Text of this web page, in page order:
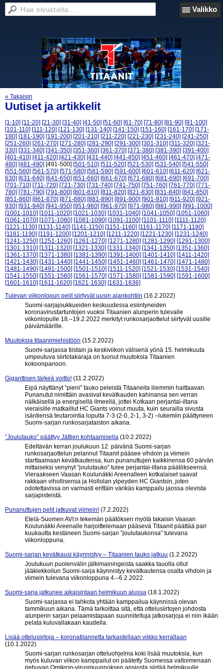
Valikko
« Takaisin
Uutiset ja artikkelit
[1-10] [11-20] [21-30] [31-40] [41-50] [51-60] [61-70] [71-80] [81-90] [91-100]
[101-110] [111-120] [121-130] [131-140] [141-150] [151-160] [161-170] [171-
180] [181-190] [191-200] [201-210] [211-220] [221-230] [231-240] [241-250]
[251-260] [261-270] [271-280] [281-290] [291-300] [301-310] [311-320] [321-
330] [331-340] [341-350] [351-360] [361-370] [371-380] [381-390] [391-400]
[401-410] [411-420] [421-430] [431-440] [441-450] [451-460] [461-470] [471-
480] [481-490] [491-500] [501-510] [511-520] [521-530] [531-540] [541-550]
[551-560] [561-570] [571-580] [581-590] [591-600] [601-610] [611-620] [621-
630] [631-640] [641-650] [651-660] [661-670] [671-680] [681-690] [691-700]
[701-710] [711-720] [721-730] [731-740] [741-750] [751-760] [761-770] [771-
780] [781-790] [791-800] [801-810] [811-820] [821-830] [831-840] [841-850]
[851-860] [861-870] [871-880] [881-890] [891-900] [901-910] [911-920] [921-
930] [931-940] [941-950] [951-960] [961-970] [971-980] [981-990] [991-1000]
[1001-1010] [1011-1020] [1021-1030] [1031-1040] [1041-1050] [1051-1060]
[1061-1070] [1071-1080] [1081-1090] [1091-1100] [1101-1110] [1111-1120]
[1121-1130] [1131-1140] [1141-1150] [1151-1160] [1161-1170] [1171-1180]
[1181-1190] [1191-1200] [1201-1210] [1211-1220] [1221-1230] [1231-1240]
[1241-1250] [1251-1260] [1261-1270] [1271-1280] [1281-1290] [1291-1300]
[1301-1310] [1311-1320] [1321-1330] [1331-1340] [1341-1350] [1351-1360]
[1361-1370] [1371-1380] [1381-1390] [1391-1400] [1401-1410] [1411-1420]
[1421-1430] [1431-1440] [1441-1450] [1451-1460] [1461-1470] [1471-1480]
[1481-1490] [1491-1500] [1501-1510] [1511-1520] [1521-1530] [1531-1540]
[1541-1550] [1551-1560] [1561-1570] [1571-1580] [1581-1590] [1591-1600]
[1601-1610] [1611-1620] [1621-1630] [1631-1636]
Tulevan viikonlopun pelit siirtyvät uusin ajankohtiin (16.2.2022)
Suomi-sarjajoukkueiden keskuudessa esiintyneiden
koronavirustartuntojen vuoksi Titaanien alunperin tulevalle
viikonlopulle 18.–19.2.2022 merkityt runkosarjaottelut siirtyvät uusille
päivämäärille.
Muutoksia titaanimiehistöön (15.2.2022)
Suomi-sarjassa tiistain ja keskiviikon välisenä yönä 15. helmikuuta
umpeutuva siirtotakaraja on tuonut muutoksia Titaanien
kokoonpanoon.
Giganttisen tärkeä voitto! (11.2.2022)
Eipä näyttänyt ”pieni” tauko peleistä Titaaneita liiemmin haittaavan.
Punanutut nimittäin avasivat kevätkauden kahinansa sen verran
nälkäisellä ja energisellä ilmeellä, jottei Kotkaan perjantai-iltana
vieraisille matkaillut HC Giants voinut muuta, kuin seurailla sivusta
isäntiensä teutarointia lopulta 7-3 (2-0, 2-1, 3-2) –lukemiin päättyneen
Suomi-sarjan runkosarjataiston aikana.
”Joulutauko” päättyy Jättien kohtaamisella (10.2.2022)
Edeltävän kerran joulukuun 12. päivänä Suomi-sarjan
runkosarjaottelun pelannut Titaanit pääsee vihdoin ja viimein
starttaamaan kevätkautensa, kun punanuttujen kaikkinensa 60 päivän
mittaiseksi venynyt ”joulutauko” tulee perjantai-iltana päätökseensä.
Vieraakseen Vaasan Koulunäkki Areenalleen kotkalaiset saavat
rakkaan vihollisensa ja Hollolan ylpeyden HC Giantsin, joten
odotettavissa on varmasti erittäin värikäs kamppailu jaossa olevista
sarjapisteistä.
Punanuttujen pelit jatkuvat viimein! (7.2.2022)
Etelä-Suomen AVI:n tekemän päätöksen myötä takaisin Vaasan
Koulunäkki Areenalle harjoittelemaan pääsevä Titaanit päättää pari
kuukautta kestäneen Suomi-sarjan ”joulutaukonsa” tulevana
viikonloppuna.
Suomi-sarjan kevätkausi käynnistyy – Titaanien tauko jatkuu (1.2.2022)
Joulukuun puolenvälin jälkimainingeista saakka tauolla ollut
jääkiekkoilun Suomi-sarja käynnistyy kevätkautensa osalta vihdoin ja
viimein tulevana viikonloppuna 4.–6.2.2022.
Suomi-sarja jatkunee aikaisintaan helmikuun alussa (18.1.2022)
Suomi-sarjassa ei tahkota yhtään kamppailua käynnissä olevan
tammikuun aikana. Tämä tarkoittaa sitä, että ottelusiirtojen johdosta
alunperin sarjan pelaamistapaan suunniteltuja jatkosarjoja ei niin ikään
pelata kuluvallakaan kaudella.
Lisää ottelusiirtoja – koronatilannetta tarkastellaan viikko kerrallaan
(10.1.2022)
Suomi-sarjan runkosarjan otteluohjelma koki lisää muutoksia, kun
myös kuluvan viikon kamppailut on päätetty Suomessa valtoimenaan
riehuvan Omikron-virusmuunnoksen ansiosta siirtää helmikuulle.